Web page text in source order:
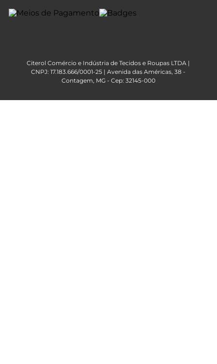
Privacidade e Termos de Uso
Citerol Comércio e Indústria de Tecidos e Roupas LTDA |
CNPJ: 17.183.666/0001-25 | Avenida das Américas, 38 -
Contagem, MG - Cep: 32145-000